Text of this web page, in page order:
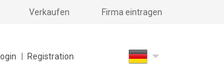
Verkaufen Firma eintragen
Login Registration